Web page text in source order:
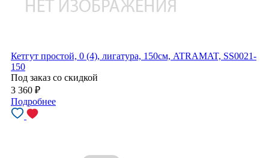
Кетгут простой, 0 (4), лигатура, 150см, ATRAMAT, SS0021-
150
Под заказ со скидкой
3 360 ₽
Подробнее